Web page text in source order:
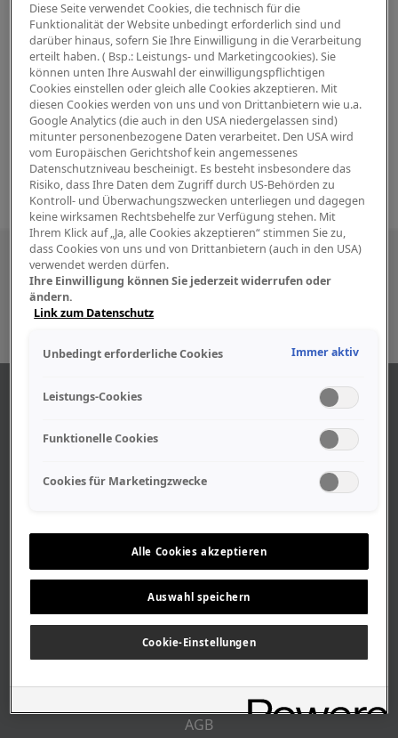
Besuchen Sie uns auch in den sozialen
Medien
Geschäftszeiten
Stellenangebote
Geschichte
RECHTLICHES
AGB
Diese Seite verwendet Cookies, die technisch für die
Funktionalität der Website unbedingt erforderlich sind und
darüber hinaus, sofern Sie Ihre Einwilligung in die Verarbeitung
erteilt haben. ( Bsp.: Leistungs- und Marketingcookies). Sie
können unten Ihre Auswahl der einwilligungspflichtigen
Cookies einstellen oder gleich alle Cookies akzeptieren. Mit
diesen Cookies werden von uns und von Drittanbietern wie u.a.
Google Analytics (die auch in den USA niedergelassen sind)
mitunter personenbezogene Daten verarbeitet. Den USA wird
vom Europäischen Gerichtshof kein angemessenes
Datenschutzniveau bescheinigt. Es besteht insbesondere das
Risiko, dass Ihre Daten dem Zugriff durch US-Behörden zu
Kontroll- und Überwachungszwecken unterliegen und dagegen
keine wirksamen Rechtsbehelfe zur Verfügung stehen. Mit
Ihrem Klick auf „Ja, alle Cookies akzeptieren“ stimmen Sie zu,
dass Cookies von uns und von Drittanbietern (auch in den USA)
verwendet werden dürfen.
Ihre Einwilligung können Sie jederzeit widerrufen oder
ändern.
Link zum Datenschutz
Unbedingt erforderliche Cookies Immer aktiv
Leistungs-Cookies
Funktionelle Cookies
Cookies für Marketingzwecke
Alle Cookies akzeptieren
Auswahl speichern
Cookie-Einstellungen